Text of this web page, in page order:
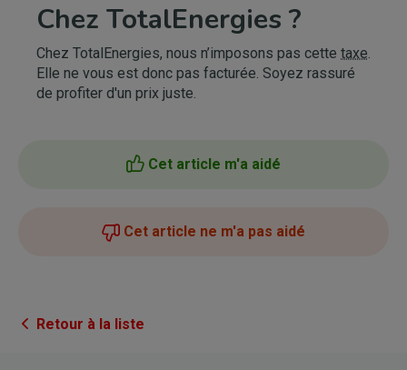
Chez TotalEnergies ?
Chez TotalEnergies, nous n’imposons pas cette taxe.
Elle ne vous est donc pas facturée. Soyez rassuré
de profiter d'un prix juste.
Cet article m'a aidé
Cet article ne m'a pas aidé
Retour à la liste